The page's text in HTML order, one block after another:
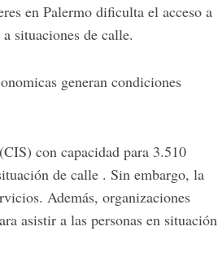
en Palermo dificulta el acceso a
a situaciones de calle.
generan condiciones
CIS) con capacidad para 3.510
de calle . Sin embargo, la
Además, organizaciones
asistir a las personas en situación